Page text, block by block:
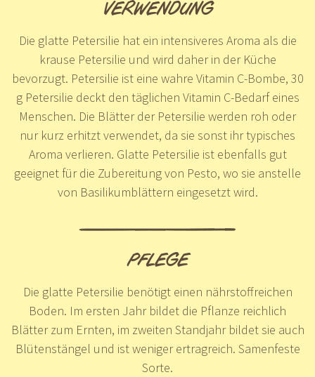
VERWENDUNG
Die glatte Petersilie hat ein intensiveres Aroma als die
krause Petersilie und wird daher in der Küche
bevorzugt. Petersilie ist eine wahre Vitamin C-Bombe, 30
g Petersilie deckt den täglichen Vitamin C-Bedarf eines
Menschen. Die Blätter der Petersilie werden roh oder
nur kurz erhitzt verwendet, da sie sonst ihr typisches
Aroma verlieren. Glatte Petersilie ist ebenfalls gut
geeignet für die Zubereitung von Pesto, wo sie anstelle
von Basilikumblättern eingesetzt wird.
PFLEGE
Die glatte Petersilie benötigt einen nährstoffreichen
Boden. Im ersten Jahr bildet die Pflanze reichlich
Blätter zum Ernten, im zweiten Standjahr bildet sie auch
Blütenstängel und ist weniger ertragreich. Samenfeste
Sorte.